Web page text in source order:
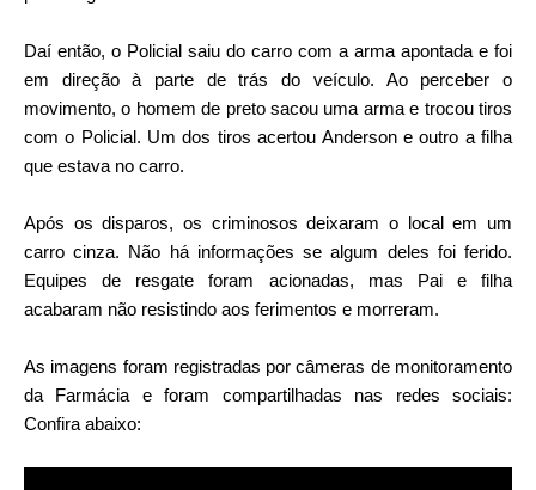
Daí então, o Policial saiu do carro com a arma apontada e foi
em direção à parte de trás do veículo. Ao perceber o
movimento, o homem de preto sacou uma arma e trocou tiros
com o Policial. Um dos tiros acertou Anderson e outro a filha
que estava no carro.
Após os disparos, os criminosos deixaram o local em um
carro cinza. Não há informações se algum deles foi ferido.
Equipes de resgate foram acionadas, mas Pai e filha
acabaram não resistindo aos ferimentos e morreram.
As imagens foram registradas por câmeras de monitoramento
da Farmácia e foram compartilhadas nas redes sociais:
Confira abaixo: